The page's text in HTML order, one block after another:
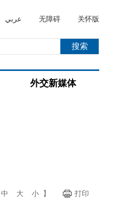
عربي 无障碍 关怀版
外交新媒体
中 大 小 】 打印